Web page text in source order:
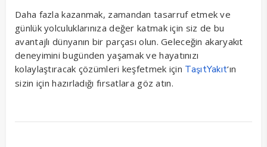
Daha fazla kazanmak, zamandan tasarruf etmek ve
günlük yolculuklarınıza değer katmak için siz de bu
avantajlı dünyanın bir parçası olun. Geleceğin akaryakıt
deneyimini bugünden yaşamak ve hayatınızı
kolaylaştıracak çözümleri keşfetmek için TaşıtYakıt‘ın
sizin için hazırladığı fırsatlara göz atın.